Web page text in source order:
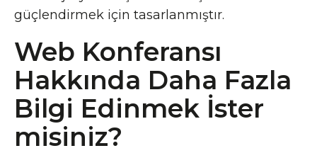
güçlendirmek için tasarlanmıştır.
Web Konferansı
Hakkında Daha Fazla
Bilgi Edinmek İster
misiniz?